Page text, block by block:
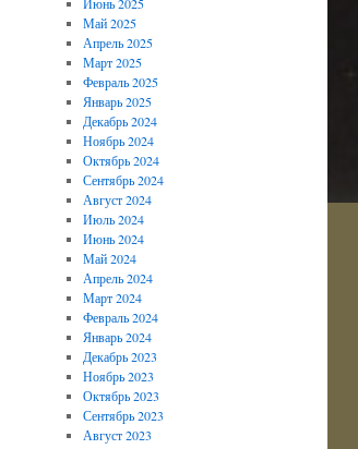
Май 2025
Апрель 2025
Март 2025
Февраль 2025
Январь 2025
Декабрь 2024
Ноябрь 2024
Октябрь 2024
Сентябрь 2024
Август 2024
Июль 2024
Июнь 2024
Май 2024
Апрель 2024
Март 2024
Февраль 2024
Январь 2024
Декабрь 2023
Ноябрь 2023
Октябрь 2023
Сентябрь 2023
Август 2023